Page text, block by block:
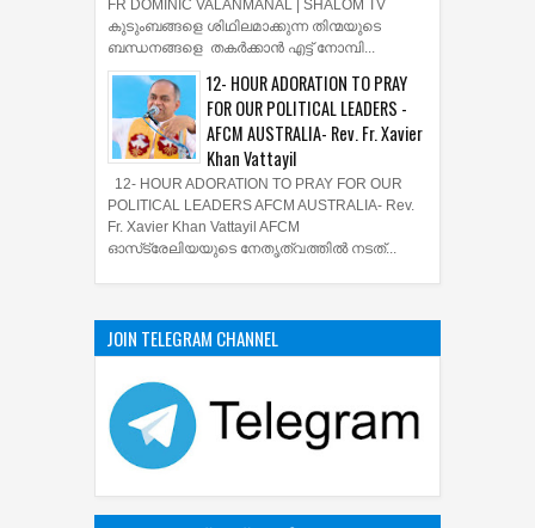
RAKSHAYUDE KAVADAM | FR
DOMINIC VALANMANAL | SHALOM
TV
രക്ഷയുടെ കവാടം | RAKSHAYUDE KAVADAM
FR DOMINIC VALANMANAL | SHALOM TV
കുടുംബങ്ങളെ ശിഥിലമാക്കുന്ന തിന്മയുടെ
ബന്ധനങ്ങളെ തകർക്കാൻ എട്ട് നോമ്പി...
12- HOUR ADORATION TO PRAY
FOR OUR POLITICAL LEADERS -
AFCM AUSTRALIA- Rev. Fr. Xavier
Khan Vattayil
12- HOUR ADORATION TO PRAY FOR OUR
Fr. Xavier Khan Vattayil AFCM
ഓസ്‌ട്രേലിയയുടെ നേതൃത്വത്തിൽ നടത്...
JOIN TELEGRAM CHANNEL